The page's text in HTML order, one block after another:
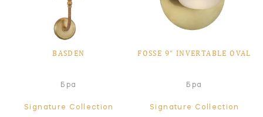
BASDEN
Бра
Signature Collection
FOSSE 9" INVERTABLE OVAL
Бра
Signature Collection